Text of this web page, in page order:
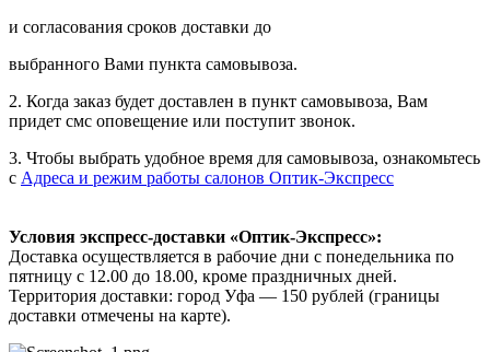
и согласования сроков доставки до
выбранного Вами пункта самовывоза.
2. Когда заказ будет доставлен в пункт самовывоза, Вам
придет смс оповещение или поступит звонок.
3. Чтобы выбрать удобное время для самовывоза, ознакомьтесь
с Адреса и режим работы салонов Оптик-Экспресс
Условия экспресс-доставки «Оптик-Экспресс»:
Доставка осуществляется в рабочие дни с понедельника по
пятницу с 12.00 до 18.00, кроме праздничных дней.
Территория доставки: город Уфа — 150 рублей (границы
доставки отмечены на карте).